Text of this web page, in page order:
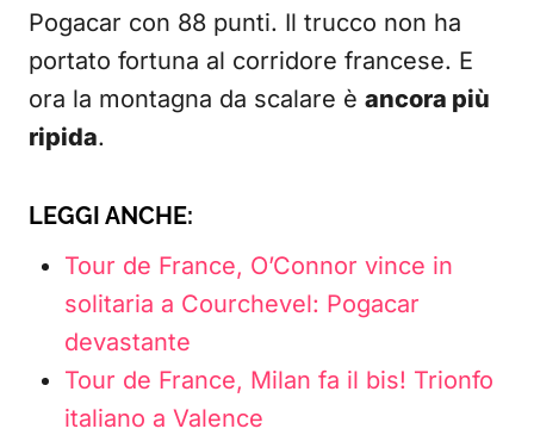
Pogacar con 88 punti. Il trucco non ha
portato fortuna al corridore francese. E
ora la montagna da scalare è ancora più
ripida.
LEGGI ANCHE:
Tour de France, O’Connor vince in
solitaria a Courchevel: Pogacar
devastante
Tour de France, Milan fa il bis! Trionfo
italiano a Valence